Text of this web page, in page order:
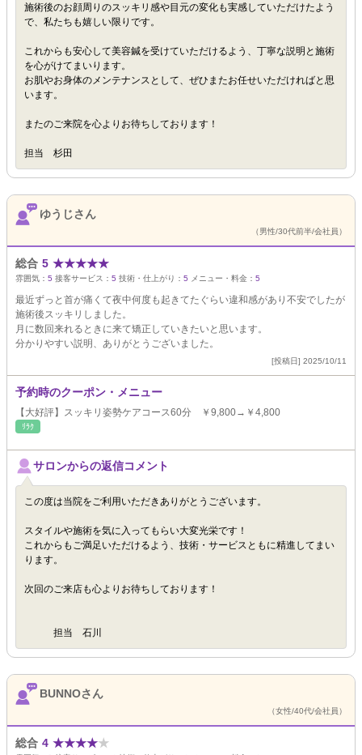
施術後のお顔周りのスッキリ感や目元の変化も実感していただけたよう
で、私たちも嬉しい限りです。
これからも安心して美容鍼を受けていただけるよう、丁寧な説明と施術
を心がけてまいります。
お肌やお身体のメンテナンスとして、ぜひまたお任せいただければと思
います。
またのご来院を心よりお待ちしております！
担当 杉田
ゆうじさん
（男性/30代前半/会社員）
総合 5 ★★★★★
雰囲気： 5 接客サービス： 5 技術・仕上がり： 5 メニュー・料金： 5
最近ずっと首が痛くて夜中何度も起きてたぐらい違和感があり不安でしたが
施術後スッキリしました。
月に数回来れるときに来て矯正していきたいと思います。
分かりやすい説明、ありがとうございました。
[投稿日] 2025/10/11
予約時のクーポン・メニュー
【大好評】スッキリ姿勢ケアコース60分 ￥9,800→￥4,800
ﾘﾗｸ
サロンからの返信コメント
この度は当院をご利用いただきありがとうございます。
スタイルや施術を気に入ってもらい大変光栄です！
これからもご満足いただけるよう、技術・サービスともに精進してまい
ります。
次回のご来店も心よりお待ちしております！
担当 石川
BUNNOさん
（女性/40代/会社員）
総合 4 ★★★★★